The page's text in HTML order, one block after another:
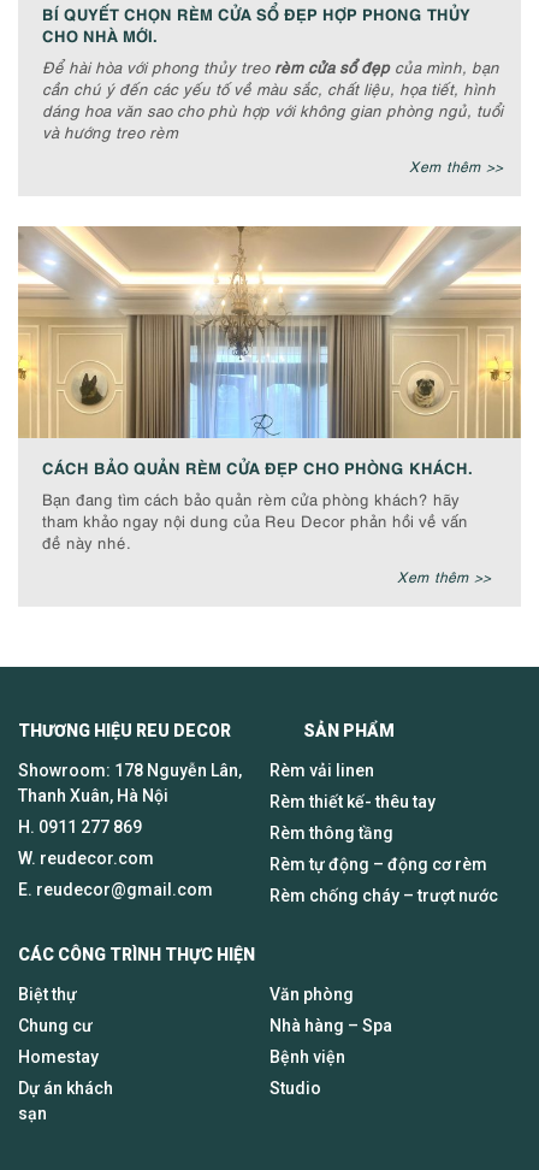
BÍ QUYẾT CHỌN RÈM CỬA SỔ ĐẸP HỢP PHONG THỦY
CHO NHÀ MỚI.
Để hài hòa với phong thủy treo rèm cửa sổ đẹpcủa mình, bạn
cần chú ý đến các yếu tố về màu sắc, chất liệu, họa tiết, hình
dáng hoa văn sao cho phù hợp với không gian phòng ngủ, tuổi
và hướng treo rèm
Xem thêm >>
CÁCH BẢO QUẢN RÈM CỬA ĐẸP CHO PHÒNG KHÁCH.
Bạn đang tìm cách bảo quản rèm cửa phòng khách? hãy
tham khảo ngay nội dung của Reu Decor phản hồi về vấn
đề này nhé.
Xem thêm >>
THƯƠNG HIỆU REU DECOR SẢN PHẨM
Showroom: 178 Nguyễn Lân,
Thanh Xuân, Hà Nội
H. 0911 277 869
W. reudecor.com
E. reudecor@gmail.com
Rèm vải linen
Rèm thiết kế- thêu tay
Rèm thông tầng
Rèm tự động – động cơ rèm
Rèm chống cháy – trượt nước
CÁC CÔNG TRÌNH THỰC HIỆN
Biệt thự
Chung cư
Homestay
Dự án khách
sạn
Văn phòng
Nhà hàng – Spa
Bệnh viện
Studio